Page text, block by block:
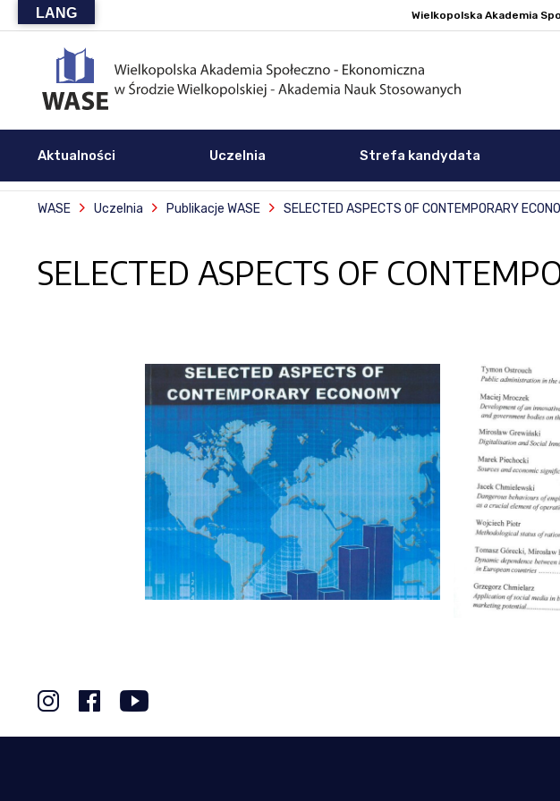
Wielkopolska Akademia
Aktualności Uczelnia Strefa kandydata
WASE Uczelnia Publikacje WASE SELECTED ASPECTS OF CONTEMPORARY
SELECTED ASPECTS OF
LANG